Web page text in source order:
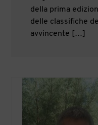
della prima
delle classifiche
avvincente […]